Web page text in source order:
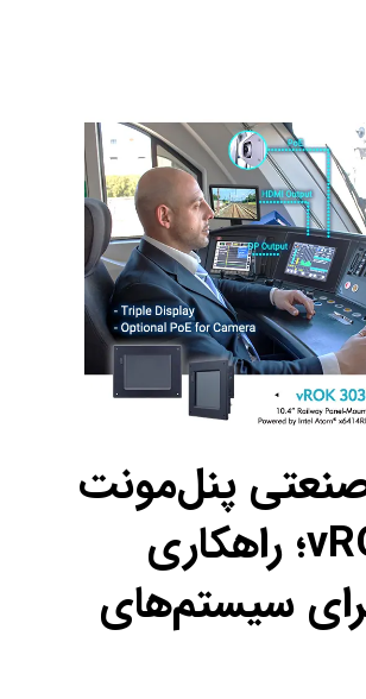
صنعتی پنل‌مونت
vROK 3030؛ راهکاری
سیستم‌های